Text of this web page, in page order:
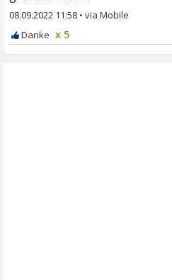
08.09.2022 11:58 •
x 5